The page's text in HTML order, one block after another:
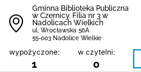
Gminna Biblioteka Publiczna
w Czernicy. Filia nr 3 w
Nadolicach Wielkich
ul. Wrocławska 56A
55-003 Nadolice Wielkie
wypożyczone:
1
w czytelni:
0